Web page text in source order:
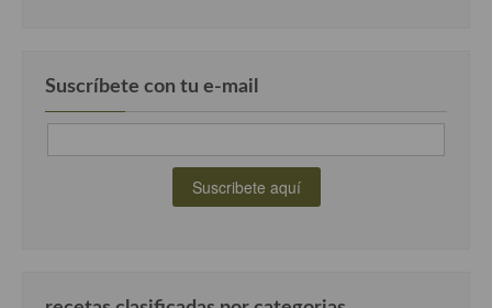
Suscríbete con tu e-mail